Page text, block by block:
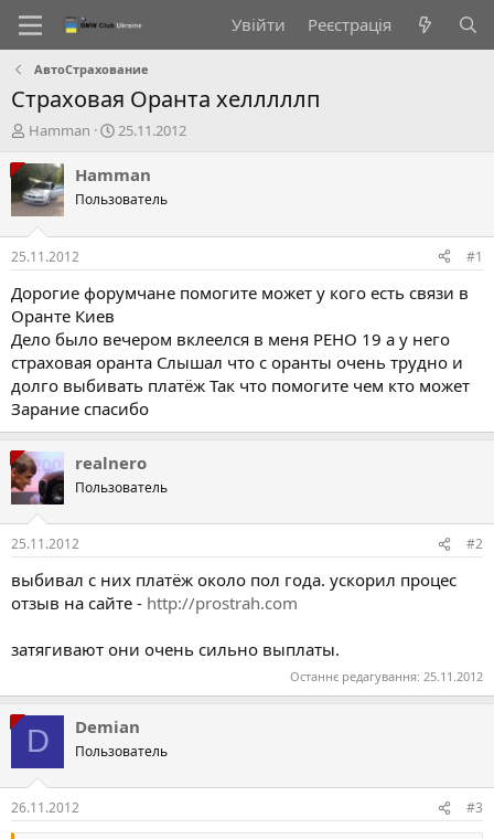
Увійти Реєстрація
АвтоСтрахование
Страховая Оранта хелллллп
А
т
о
р
т
е
м
и
Hamman
Д
т
с
о
р
е
н
я
25.11.2012
Hamman
Пользователь
25.11.2012 #1
Дорогие форумчане помогите может у кого есть связи в
Оранте Киев
Дело было вечером вклеелся в меня РЕНО 19 а у него
страховая оранта Слышал что с оранты очень трудно и
долго выбивать платёж Так что помогите чем кто может
Зарание спасибо
realnero
Пользователь
25.11.2012 #2
выбивал с них платёж около пол года. ускорил процес
отзыв на сайте - http://prostrah.com
затягивают они очень сильно выплаты.
Останнє редагування: 25.11.2012
D Demian
Пользователь
26.11.2012 #3